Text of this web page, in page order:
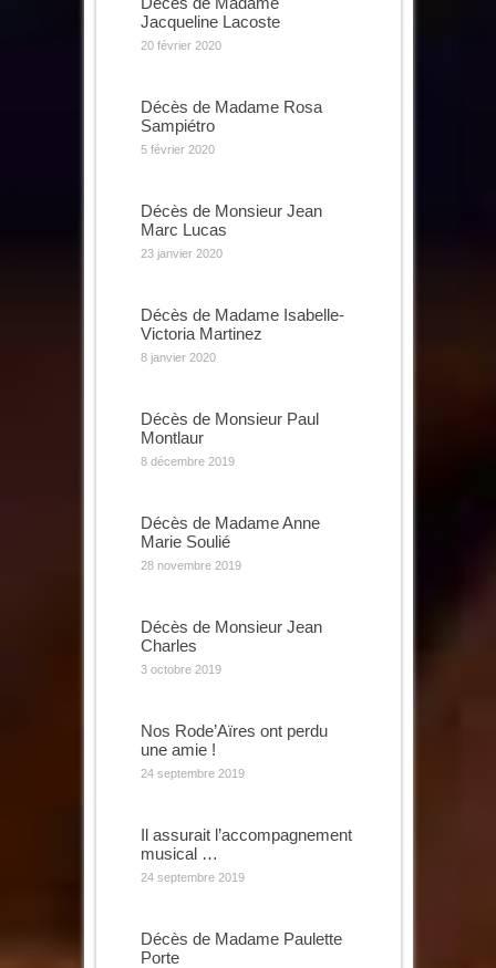
Jacqueline Lacoste
20 février 2020
Décès de Madame Rosa
Sampiétro
5 février 2020
Décès de Monsieur Jean
Marc Lucas
23 janvier 2020
Décès de Madame Isabelle-
Victoria Martinez
8 janvier 2020
Décès de Monsieur Paul
Montlaur
8 décembre 2019
Décès de Madame Anne
Marie Soulié
28 novembre 2019
Décès de Monsieur Jean
Charles
3 octobre 2019
Nos Rode’Aïres ont perdu
une amie !
24 septembre 2019
Il assurait l’accompagnement
musical …
24 septembre 2019
Décès de Madame Paulette
Porte